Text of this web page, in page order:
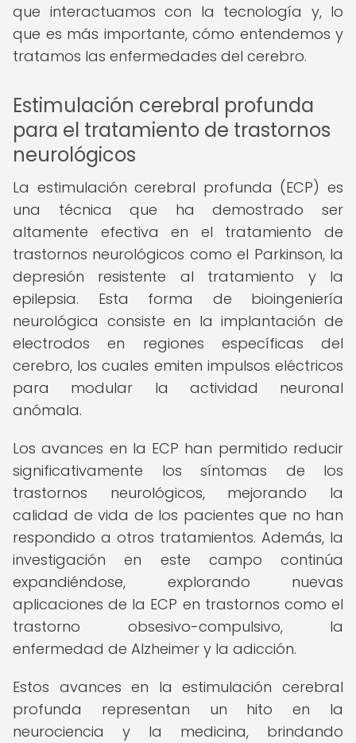
que interactuamos con la tecnología y, lo
que es más importante, cómo entendemos y
tratamos las enfermedades del cerebro.
Estimulación cerebral profunda
para el tratamiento de trastornos
neurológicos
La estimulación cerebral profunda (ECP) es
una técnica que ha demostrado ser
altamente efectiva en el tratamiento de
trastornos neurológicos como el Parkinson, la
depresión resistente al tratamiento y la
epilepsia. Esta forma de bioingeniería
neurológica consiste en la implantación de
electrodos en regiones específicas del
cerebro, los cuales emiten impulsos eléctricos
para modular la actividad neuronal
anómala.
Los avances en la ECP han permitido reducir
significativamente los síntomas de los
trastornos neurológicos, mejorando la
calidad de vida de los pacientes que no han
respondido a otros tratamientos. Además, la
investigación en este campo continúa
expandiéndose, explorando nuevas
aplicaciones de la ECP en trastornos como el
trastorno obsesivo-compulsivo, la
enfermedad de Alzheimer y la adicción.
Estos avances en la estimulación cerebral
profunda representan un hito en la
neurociencia y la medicina, brindando